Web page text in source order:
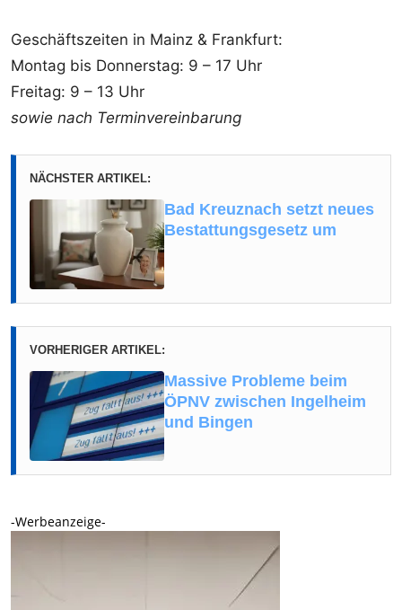
Geschäftszeiten in Mainz & Frankfurt:
Montag bis Donnerstag: 9 – 17 Uhr
Freitag: 9 – 13 Uhr
sowie nach Terminvereinbarung
NÄCHSTER ARTIKEL:
Bad Kreuznach setzt neues
Bestattungsgesetz um
VORHERIGER ARTIKEL:
Massive Probleme beim
ÖPNV zwischen Ingelheim
und Bingen
-Werbeanzeige-